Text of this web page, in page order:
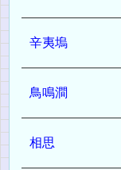
辛夷塢
鳥鳴澗
相思